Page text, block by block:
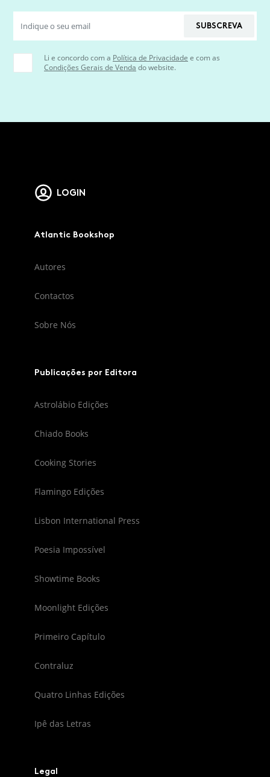
SUBSCREVA
Li e concordo com a Política de Privacidade e com as
Condições Gerais de Venda do website.
LOGIN
Atlantic Bookshop
Autores
Contactos
Sobre Nós
Publicações por Editora
Astrolábio Edições
Chiado Books
Cooking Stories
Flamingo Edições
Lisbon International Press
Poesia Impossível
Showtime Books
Moonlight Edições
Primeiro Capítulo
Contraluz
Quatro Linhas Edições
Ipê das Letras
Legal